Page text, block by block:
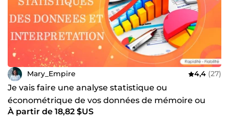
Mary_Empire 4,4 (27)
Je vais faire une analyse statistique ou
économétrique de vos données de mémoire ou
thèse
À partir de 18,82 $US